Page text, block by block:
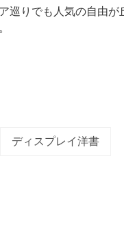
巡りでも人気の自由が
ディスプレイ洋書